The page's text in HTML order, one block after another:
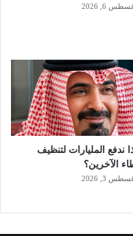
6, 2026
ندفع المليارات لتنظيف
الآخرين؟
3, 2026